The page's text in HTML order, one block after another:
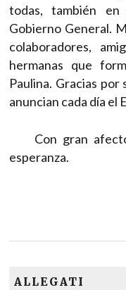
todas, también
Gobierno General.
colaboradores,
hermanas que
Paulina. Gracias
anuncian cada día el
Con gran
esperanza.
ALLEGATI